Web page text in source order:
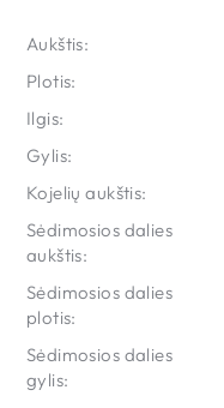
POSO 100
Galima užsakyti
AUDINYS
POSO 55
Galima užsakyti
Per 7 - 20 d.d.
Aukštis:
Plotis:
Ilgis:
Gylis:
Kojelių aukštis:
Sėdimosios dalies
aukštis:
Sėdimosios dalies
plotis:
Sėdimosios dalies
gylis: